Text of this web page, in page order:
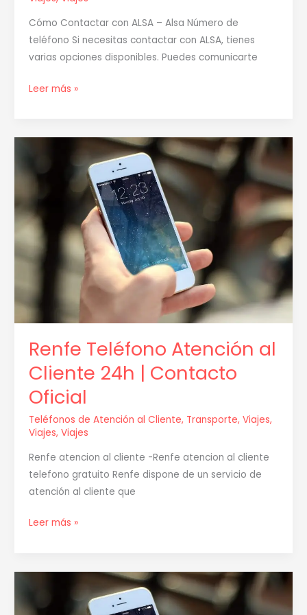
Cómo Contactar con ALSA – Alsa Número de
teléfono Si necesitas contactar con ALSA, tienes
varias opciones disponibles. Puedes comunicarte
Leer más »
Renfe Teléfono Atención al
Cliente 24h | Contacto
Oficial
Teléfonos de Atención al Cliente, Transporte, Viajes,
Viajes, Viajes
Renfe atencion al cliente -Renfe atencion al cliente
telefono gratuito Renfe dispone de un servicio de
atención al cliente que
Atención
al
Cliente
24h
|
Leer más »